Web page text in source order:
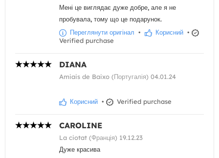
Мені це виглядає дуже добре, але я не
пробувала, тому що це подарунок.
Переглянути оригінал • Корисний •
Verified purchase
DIANA
Amiais de Baixo (Португалія) 04.01.24
Корисний • Verified purchase
CAROLINE
La ciotat (Франція) 19.12.23
Дуже красива